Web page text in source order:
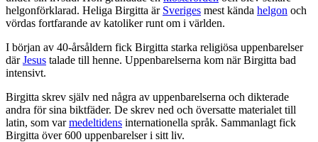
helgonförklarad. Heliga Birgitta är Sveriges mest kända helgon och
vördas fortfarande av katoliker runt om i världen.
I början av 40-årsåldern fick Birgitta starka religiösa uppenbarelser
därJesus talade till henne. Uppenbarelserna kom när Birgitta bad
intensivt.
Birgitta skrev själv ned några av uppenbarelserna och dikterade
andra för sina biktfäder. De skrev ned och översatte materialet till
latin, som varmedeltidens internationella språk. Sammanlagt fick
Birgitta över 600 uppenbarelser i sitt liv.